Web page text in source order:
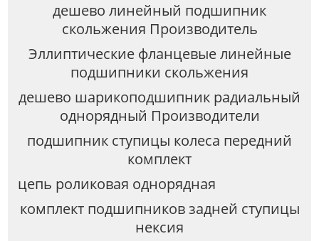
дешево линейный подшипник
скольжения Производитель
Эллиптические фланцевые линейные
подшипники скольжения
дешево шарикоподшипник радиальный
однорядный Производители
подшипник ступицы колеса передний
комплект
цепь роликовая однорядная
комплект подшипников задней ступицы
нексия